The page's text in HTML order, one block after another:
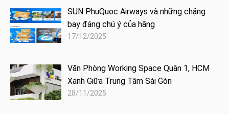
SUN PhuQuoc Airways và những chặng
bay đáng chú ý của hãng
17/12/2025
Văn Phòng Working Space Quận 1, HCM
Xanh Giữa Trung Tâm Sài Gòn
28/11/2025